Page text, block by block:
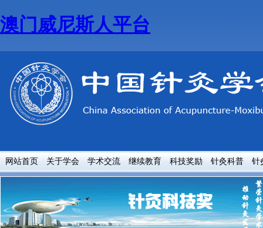
澳门威尼斯人平台
网站首页 关于学会 学术交流 继续教育 科技奖励 针灸科普 针